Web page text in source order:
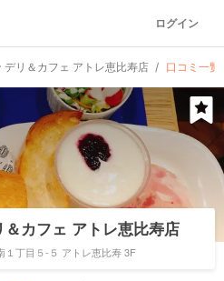
ログイン
デリ＆カフェ アトレ恵比寿店 口コミ一覧
カフェ アトレ恵比寿店
１丁目５-５ アトレ恵比寿 3F